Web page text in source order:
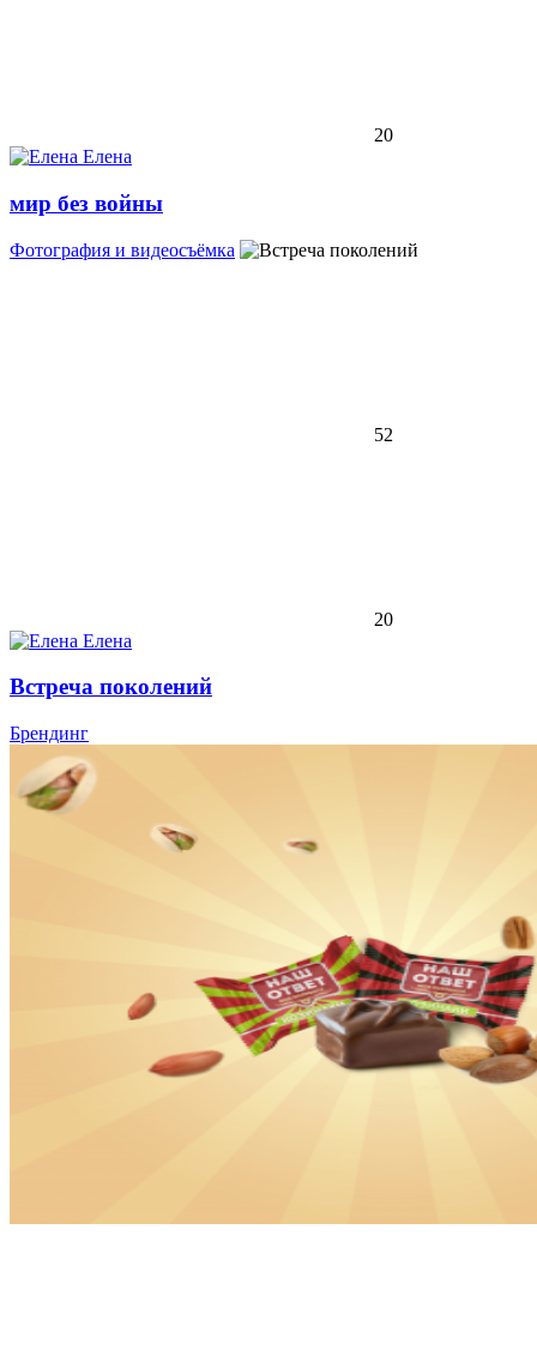
20
Елена
мир без войны
Фотография и видеосъёмка
52
20
Елена
Встреча поколений
Брендинг